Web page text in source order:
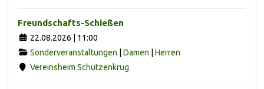
Freundschafts-Schießen
22.08.2026 | 11:00
Sonderveranstaltungen
Damen
Herren
Vereinsheim Schützenkrug